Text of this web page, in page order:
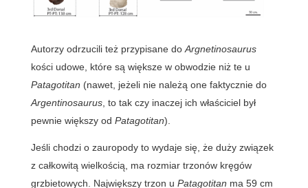
Autorzy odrzucili też przypisane do Argnetinosaurus
kości udowe, które są większe w obwodzie niż te u
Patagotitan (nawet, jeżeli nie należą one faktycznie do
Argentinosaurus, to tak czy inaczej ich właściciel był
pewnie większy od Patagotitan).
Jeśli chodzi o zauropody to wydaje się, że duży związek
z całkowitą wielkością, ma rozmiar trzonów kręgów
grzbietowych. Największy trzon u Patagotitan ma 59 cm